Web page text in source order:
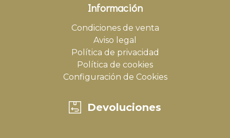
Información
Condiciones de venta
Aviso legal
Política de privacidad
Política de cookies
Configuración de Cookies
Devoluciones